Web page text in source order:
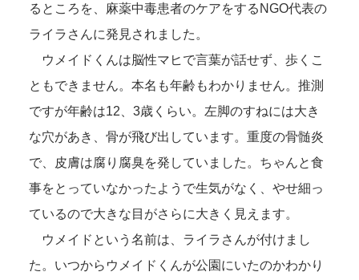
るところを、麻薬中毒患者のケアをするNGO代表の
ライラさんに発見されました。
ウメイドくんは脳性マヒで言葉が話せず、歩くこ
ともできません。本名も年齢もわかりません。推測
ですが年齢は12、3歳くらい。左脚のすねには大き
な穴があき、骨が飛び出しています。重度の骨髄炎
で、皮膚は腐り腐臭を発していました。ちゃんと食
事をとっていなかったようで生気がなく、やせ細っ
ているので大きな目がさらに大きく見えます。
ウメイドという名前は、ライラさんが付けまし
た。いつからウメイドくんが公園にいたのかわかり